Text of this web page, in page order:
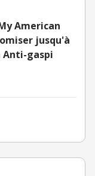
My American
jusqu'à
Anti-gaspi